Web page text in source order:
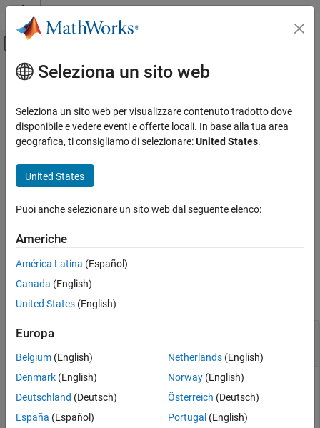
Vai al contenuto
Attiva/disattiva menu di navigazione
Pagina iniziale della documentazione
Datafeed Toolbox
Financial Data
SIX Financial Information
ON THIS PAGE
Description
Input Arguments
Version History
See Also
Contenuto principale
close
Close connection toSIX Financial Information
Syntax
Description
close(C)closes the connection
Input Arguments
collapse all
C
SIX Financial Informationconnection
Connection, specified as a
SIX Financial Information
connection.
Seleziona un sito web
Seleziona un sito web per visualizzare contenuto tradotto dove
disponibile e vedere eventi e offerte locali. In base alla tua area
geografica, ti consigliamo di selezionare:United States.
United States
Puoi anche selezionare un sito web dal seguente elenco:
Americhe
América Latina (Español)
Canada (English)
United States (English)
Europa
Belgium (English)
Denmark (English)
Deutschland (Deutsch)
España (Español)
Netherlands(English)
Norway(English)
Österreich (Deutsch)
Portugal (English)